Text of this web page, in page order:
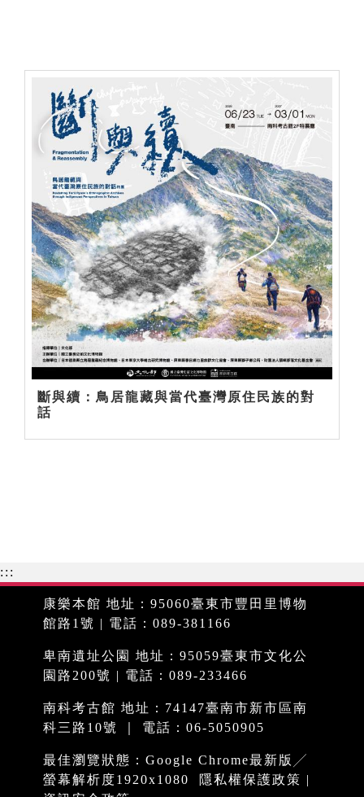
斷與續：鳥居龍藏與當代臺灣原住民族的對
話
:::
康樂本館 地址：95060臺東市豐田里博物
館路1號 | 電話：089-381166
卑南遺址公園 地址：95059臺東市文化公
園路200號 | 電話：089-233466
南科考古館 地址：74147臺南市新市區南
科三路10號 ｜ 電話：06-5050905
最佳瀏覽狀態：Google Chrome最新版╱
螢幕解析度1920x1080
隱私權保護政策 |